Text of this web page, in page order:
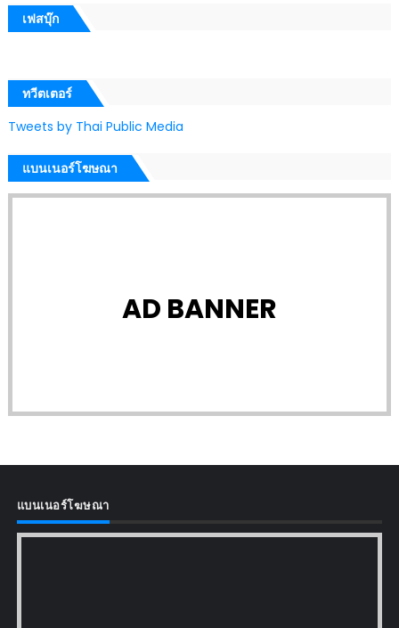
เฟสบุ๊ก
ทวีตเตอร์
Tweets by Thai Public Media
แบนเนอร์โฆษณา
AD BANNER
แบนเนอร์โฆษณา